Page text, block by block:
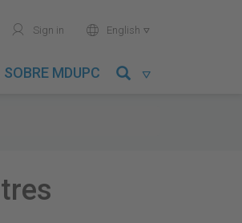
user Sign in world English 
SOBRE MDUPC 